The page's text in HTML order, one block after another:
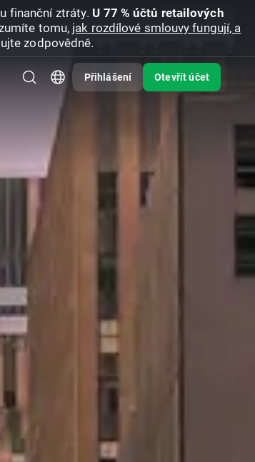
finanční ztráty. U 77 % účtů retailových
tomu, jak rozdílové smlouvy fungují, a
zodpovědně.
Přihlášení Otevřít účet